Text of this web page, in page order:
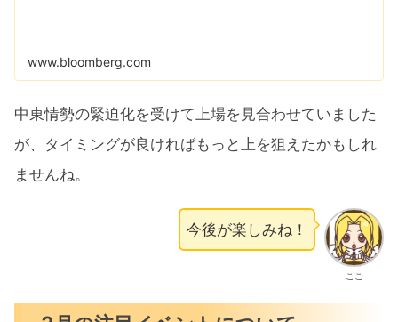
www.bloomberg.com
中東情勢の緊迫化を受けて上場を見合わせていました
が、タイミングが良ければもっと上を狙えたかもしれ
ませんね。
ここ
今後が楽しみね！